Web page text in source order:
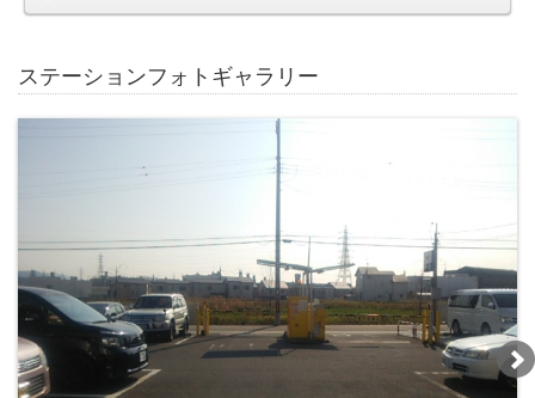
ステーションフォトギャラリー